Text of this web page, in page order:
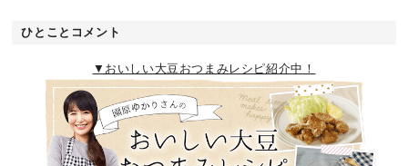
ひとことコメント
▼おいしい大豆おつまみレシピ紹介中！